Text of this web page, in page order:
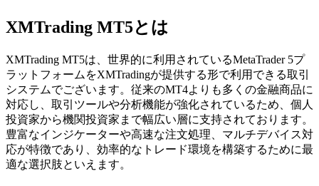
XMTrading MT5とは
XMTrading MT5は、世界的に利用されているMetaTrader 5プ
ラットフォームをXMTradingが提供する形で利用できる取引
システムでございます。従来のMT4よりも多くの金融商品に
対応し、取引ツールや分析機能が強化されているため、個人
投資家から機関投資家まで幅広い層に支持されております。
豊富なインジケーターや高速な注文処理、マルチデバイス対
応が特徴であり、効率的なトレード環境を構築するために最
適な選択肢といえます。